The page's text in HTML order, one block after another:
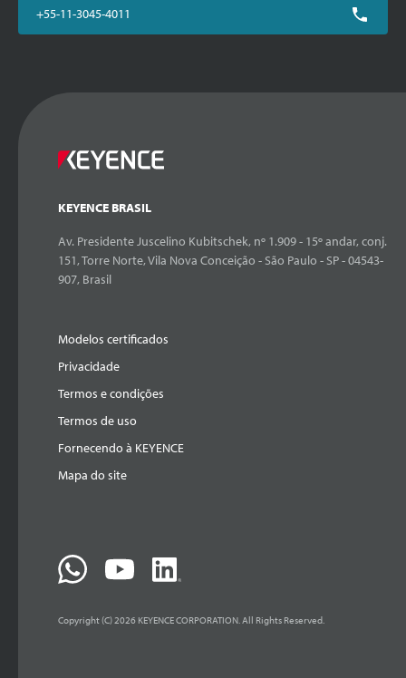
+55-11-3045-4011
KEYENCE BRASIL
Av. Presidente Juscelino Kubitschek, nº 1.909 - 15º andar, conj.
151, Torre Norte, Vila Nova Conceição - São Paulo - SP - 04543-
907, Brasil
Modelos certificados
Privacidade
Termos e condições
Termos de uso
Fornecendo à KEYENCE
Mapa do site
Copyright (C) 2026 KEYENCE CORPORATION. All Rights Reserved.